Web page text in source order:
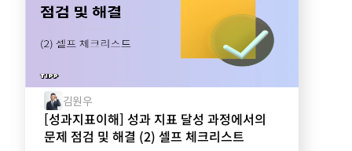
김원우
[성과지표이해] 성과 지표 달성 과정에서의
문제 점검 및 해결 (2) 셀프 체크리스트